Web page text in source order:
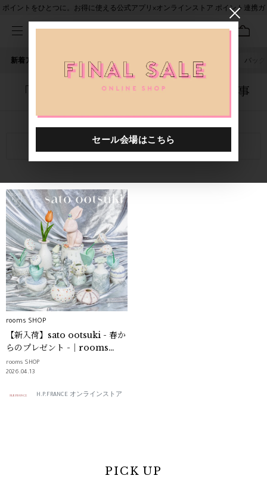
ポイントをひとつに。お得に使える公式アプリ×オンラインストア ポイント連携ガ
新着アイテム 人気ワード セール 40th限定 バッグ
「5042101.2610106.0001」に関する記事
関連キーワード
rooms SHOP
【新入荷】sato ootsuki - 春か
らのプレゼント -｜rooms
SHOP
rooms SHOP
2026.04.13
H.P.FRANCE オンラインストア
PICK UP